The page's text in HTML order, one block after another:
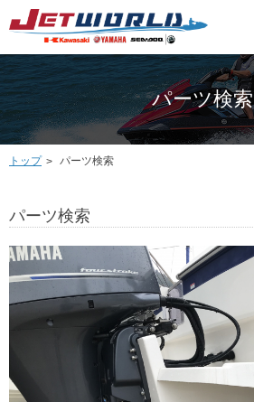
パーツ検索
トップ パーツ検索
パーツ検索